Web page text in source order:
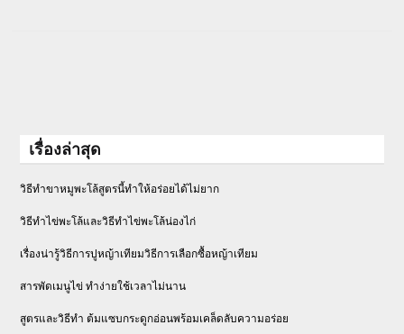
เรื่องล่าสุด
วิธีทำขาหมูพะโล้สูตรนี้ทำให้อร่อยได้ไม่ยาก
วิธีทําไข่พะโล้และวิธีทำไข่พะโล้น่องไก่
เรื่องน่ารู้วิธีการปูหญ้าเทียมวิธีการเลือกซื้อหญ้าเทียม
สารพัดเมนูไข่ ทำง่ายใช้เวลาไม่นาน
สูตรและวิธีทำ ต้มแซบกระดูกอ่อนพร้อมเคล็ดลับความอร่อย